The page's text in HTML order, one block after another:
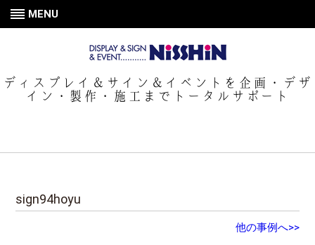
MENU
ディスプレイ＆サイン＆イベントを企画・デザ
イン・製作・施工までトータルサポート
sign94hoyu
他の事例へ>>